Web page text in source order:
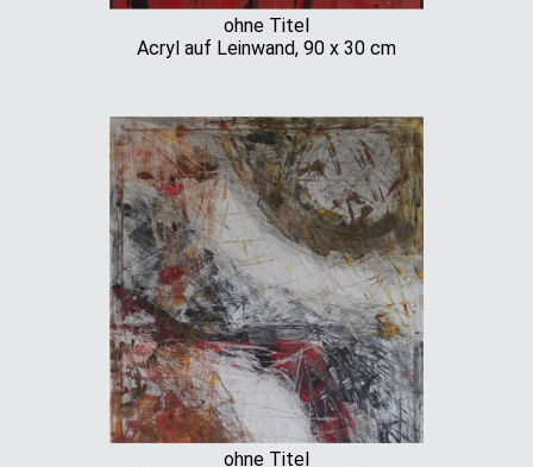
ohne Titel
Acryl auf Leinwand, 90 x 30 cm
ohne Titel